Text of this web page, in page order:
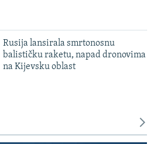
Rusija lansirala smrtonosnu
balističku raketu, napad dronovima
na Kijevsku oblast